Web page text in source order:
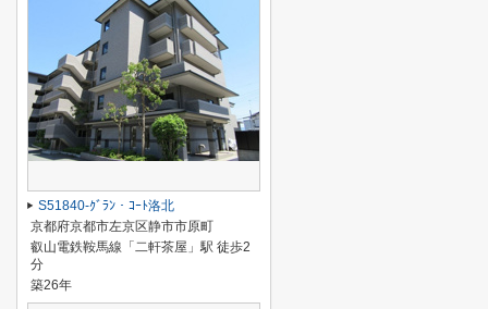
S51840-ｸﾞﾗﾝ・ｺｰﾄ洛北
京都府京都市左京区静市市原町
叡山電鉄鞍馬線「二軒茶屋」駅 徒歩2
分
築26年